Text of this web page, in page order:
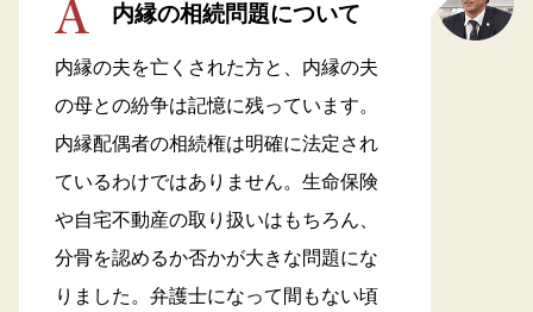
内縁の相続問題について
内縁の夫を亡くされた方と、内縁の夫
の母との紛争は記憶に残っています。
内縁配偶者の相続権は明確に法定され
ているわけではありません。生命保険
や自宅不動産の取り扱いはもちろん、
分骨を認めるか否かが大きな問題にな
りました。弁護士になって間もない頃